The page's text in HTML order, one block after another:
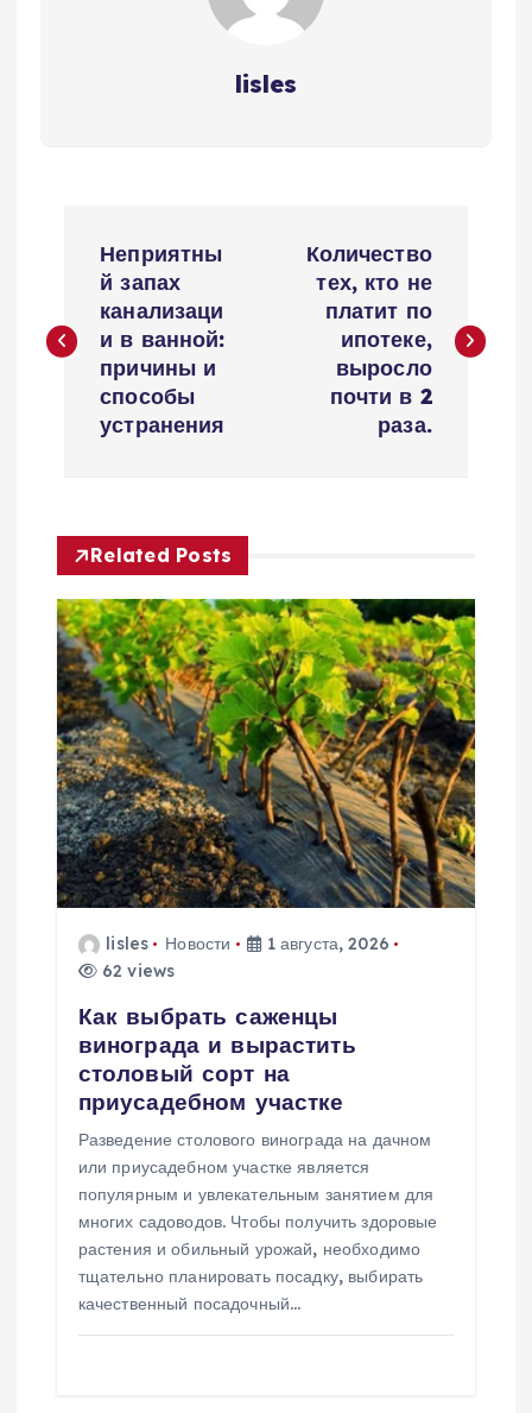
lisles
в
а
ц
и
я
п
о
з
Неприятны
й запах
канализаци
и в ванной:
причины и
способы
устранения
Количество
тех, кто не
платит по
ипотеке,
выросло
почти в 2
раза.
Related Posts
lisles Новости
1 августа, 2026
62 views
Как выбрать саженцы
винограда и вырастить
столовый сорт на
приусадебном участке
Разведение столового винограда на дачном
или приусадебном участке является
популярным и увлекательным занятием для
многих садоводов. Чтобы получить здоровые
растения и обильный урожай, необходимо
тщательно планировать посадку, выбирать
качественный посадочный…